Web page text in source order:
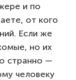
и по
от кого
Если же
но их
странно —
человеку